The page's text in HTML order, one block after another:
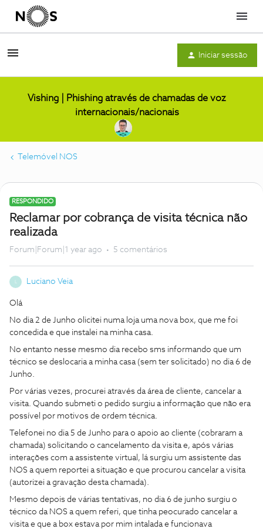
Menu
Iniciar sessão
Vishing | Phishing através de chamadas de voz
internacionais/nacionais
Telemóvel NOS
RESPONDIDO
Reclamar por cobrança de visita técnica não
realizada
Forum|Forum|1 year ago 5 comentários
Luciano Veia
Olá
No dia 2 de Junho olicitei numa loja uma nova box, que me foi
concedida e que instalei na minha casa.
No entanto nesse mesmo dia recebo sms informando que um
técnico se deslocaria a minha casa (sem ter solicitado) no dia 6 de
Junho.
Por várias vezes, procurei através da área de cliente, cancelar a
visita. Quando submeti o pedido surgiu a informação que não era
possível por motivos de ordem técnica.
Telefonei no dia 5 de Junho para o apoio ao cliente (cobraram a
chamada) solicitando o cancelamento da visita e, após várias
interações com a assistente virtual, lá surgiu um assistente das
NOS a quem reportei a situação e que procurou cancelar a visita
(autorizei a gravação desta chamada).
Mesmo depois de várias tentativas, no dia 6 de junho surgiu o
técnico da NOS a quem referi, que tinha peocurado cancelar a
visita e que a box estava por mim intalada e funcionava